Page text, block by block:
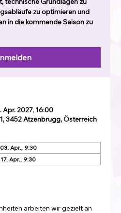
zu optimieren und
in die kommende Saison zu
Apr. 2027, 16:00
3452 Atzenbrugg, Österreich
Apr., 9:30
Apr., 9:30
arbeiten wir gezielt an